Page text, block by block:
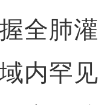
全肺灌
内罕见